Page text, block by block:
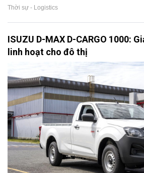
Thời sự - Logistics
ISUZU D-MAX D-CARGO 1000:
linh hoạt cho đô thị